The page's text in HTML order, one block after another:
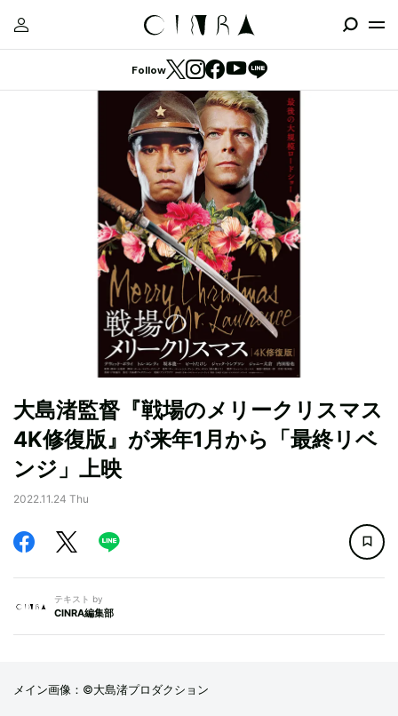
Follow
大島渚監督『戦場のメリークリスマス
4K修復版』が来年1月から「最終リベ
ンジ」上映
2022.11.24 Thu
テキスト by
CINRA編集部
メイン画像：©大島渚プロダクション